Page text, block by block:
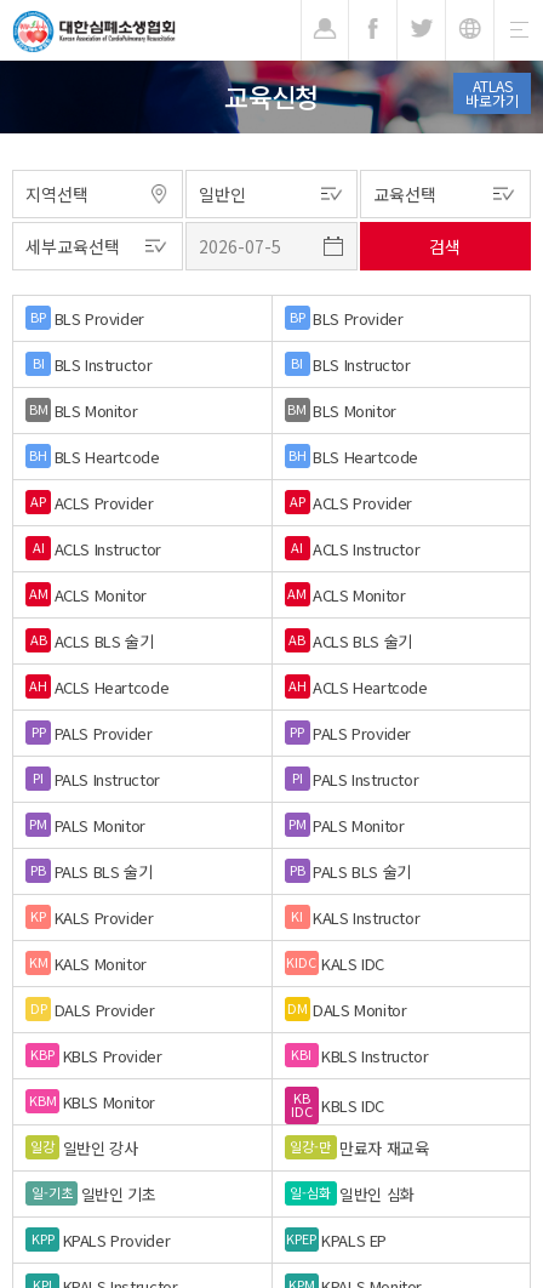
ATLAS
바로가기
교육신청
BP BLS Provider BP BLS Provider
BI BLS Instructor BI BLS Instructor
BM BLS Monitor BM BLS Monitor
BH BLS Heartcode BH BLS Heartcode
AP ACLS Provider AP ACLS Provider
AI ACLS Instructor AI ACLS Instructor
AM ACLS Monitor AM ACLS Monitor
AB ACLS BLS 술기 AB ACLS BLS 술기
AH ACLS Heartcode AH ACLS Heartcode
PP PALS Provider PP PALS Provider
PI PALS Instructor PI PALS Instructor
PM PALS Monitor PM PALS Monitor
PB PALS BLS 술기 PB PALS BLS 술기
KP KALS Provider KI KALS Instructor
KM KALS Monitor KIDC KALS IDC
DP DALS Provider DM DALS Monitor
KBP KBLS Provider KBI KBLS Instructor
KBM KBLS Monitor KB
IDC KBLS IDC
일강 일반인 강사 일강-만 만료자 재교육
일-기초 일반인 기초 일-심화 일반인 심화
KPP KPALS Provider KPEP KPALS EP